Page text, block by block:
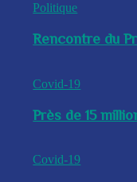
Politique
Rencontre du
Covid-19
Près de 15
Covid-19